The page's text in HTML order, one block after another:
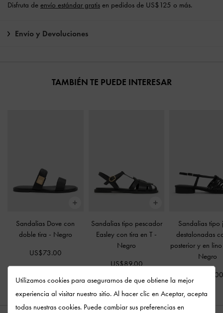
Disfruta de envío estándar gratis en pedidos de US$125 o más.
Envío y Devoluciones
TAMBIÉN TE PUEDE INTERESAR
Sandalias Dove con
doble tira - Negro
US$73.00
Sandalias tipo pescador
Easley con tira en T -
Negro
US$89.00
Sandalias tipo
destalonadas
posterior y en
Negro
Utilizamos cookies para asegurarnos de que obtiene la mejor
experiencia al visitar nuestro sitio. Al hacer clic en Aceptar, acepta
todas nuestras cookies. Puede cambiar sus preferencias en